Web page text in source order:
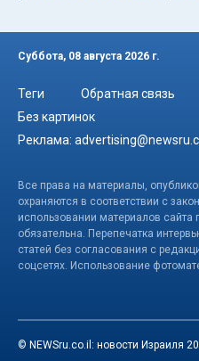
Суббота, 08 августа 2026 г.
Теги Обратная связь
Без картинок
Реклама:
Все права на материалы,
охраняются в соответствии с
использовании материалов сайта
обязательна. Перепечатка
статей без согласования с
соцсетях. Использование
© NEWSru.co.il: новости Израиля